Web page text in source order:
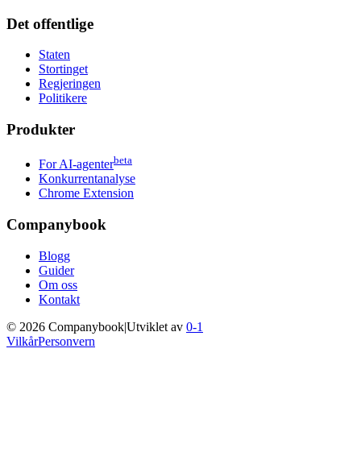
Det offentlige
Staten
Stortinget
Regjeringen
Politikere
Produkter
For AI-agenterbeta
Konkurrentanalyse
Chrome Extension
Companybook
Blogg
Guider
Om oss
Kontakt
© 2026 Companybook|Utviklet av 0-1
VilkårPersonvern